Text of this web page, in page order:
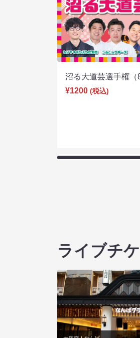
沼る大道芸選手権
¥1200 (税込)
ライブチ